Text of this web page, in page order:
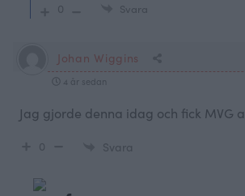
0
Svara
Johan Wiggins
4 år sedan
Jag gjorde denna idag och fick MVG
0 Svara